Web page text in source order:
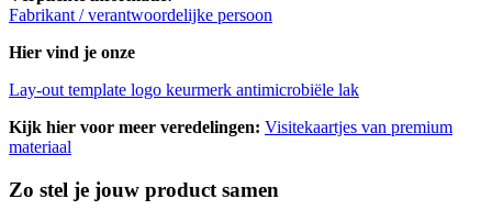
Fabrikant / verantwoordelijke persoon
Hier vind je onze
Lay-out template logo keurmerk antimicrobiële lak
Kijk hier voor meer veredelingen: Visitekaartjes van premium
materiaal
Zo stel je jouw product samen